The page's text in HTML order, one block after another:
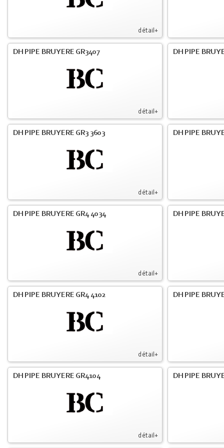
détail+
détail+
DH PIPE BRUYERE GR3407 DH PIPE
détail+
DH PIPE BRUYERE GR3 3603 DH PIPE
détail+
DH PIPE BRUYERE GR4 4034 DH PIPE
détail+
DH PIPE BRUYERE GR4 4102 DH PIPE
détail+
DH PIPE BRUYERE GR4104 DH PIPE